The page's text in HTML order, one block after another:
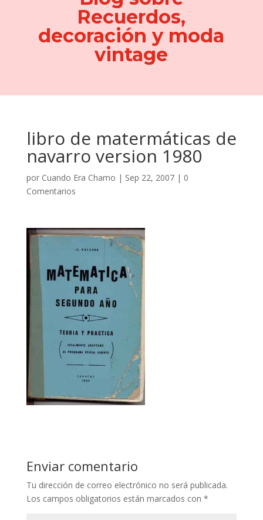
Recuerdos,
decoración y moda
vintage
libro de matermáticas de
navarro version 1980
por Cuando Era Chamo | Sep 22, 2007| 0
Comentarios
Enviar comentario
Tu dirección de correo electrónico no será publicada.
Los campos obligatorios están marcados con *